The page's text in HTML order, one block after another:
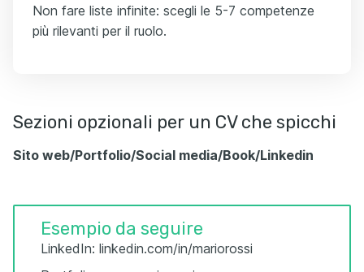
Non fare liste infinite: scegli le 5-7 competenze
più rilevanti per il ruolo.
Sezioni opzionali per un CV che spicchi
Sito web/Portfolio/Social media/Book/Linkedin
Esempio da seguire
LinkedIn: linkedin.com/in/mariorossi